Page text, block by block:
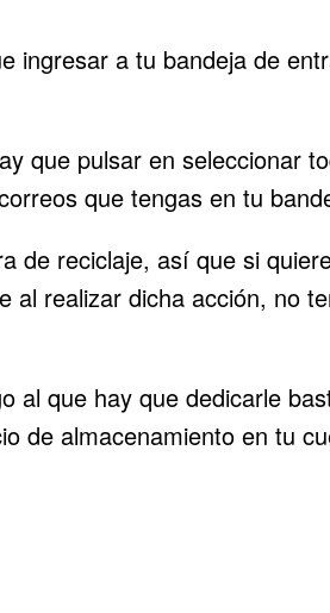
ingresar a tu bandeja de
que pulsar en seleccionar
que tengas en tu
de reciclaje, así que si
al realizar dicha acción, no
al que hay que dedicarle
de almacenamiento en tu